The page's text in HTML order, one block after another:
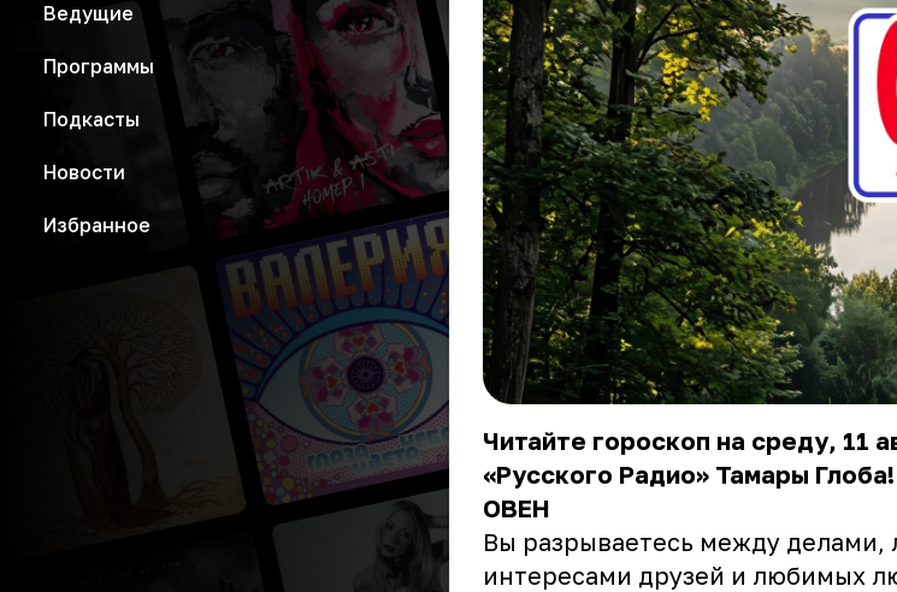
Ведущие
Программы
Подкасты
Новости
Избранное
Читайте гороскоп на среду, 11
«Русского Радио» Тамары Глоба!
ОВЕН
Вы разрываетесь между делами,
интересами друзей и любимых